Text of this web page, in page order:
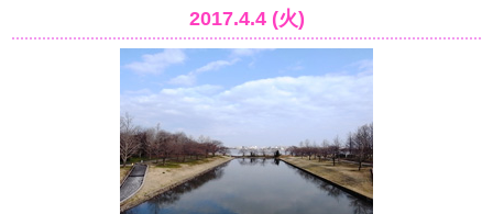
2017.4.4 (火)